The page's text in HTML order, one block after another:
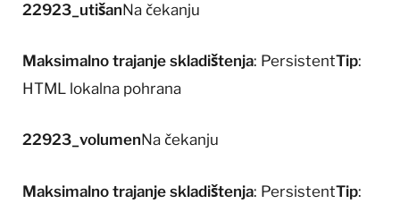
22923_utišanNa čekanju
Maksimalno trajanje skladištenja: PersistentTip:
HTML lokalna pohrana
22923_volumenNa čekanju
Maksimalno trajanje skladištenja: PersistentTip: